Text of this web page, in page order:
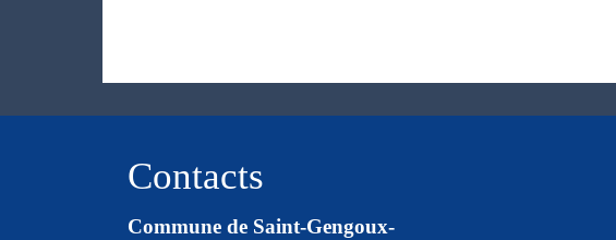
Contacts
Commune de Saint-Gengoux-